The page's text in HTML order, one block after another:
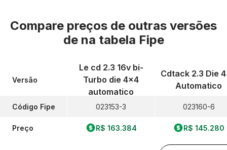
Compare preços de outras versões
de na tabela Fipe
Versão
Código Fipe
Preço
Le cd 2.3 16v bi-
Turbo die 4x4
automatico
023153-3
R$ 163.384
Cdtack 2.3 Die
Automatico
023160-6
R$ 145.280